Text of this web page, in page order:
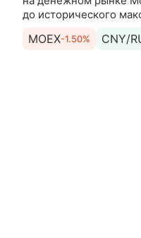
до исторического
площадки.
MOEX-1.50% CNY/